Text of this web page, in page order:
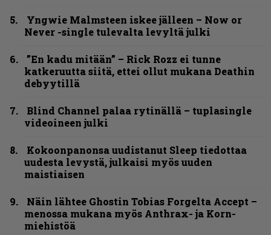
Yngwie Malmsteen iskee jälleen – Now or
Never -single tulevalta levyltä julki
”En kadu mitään” – Rick Rozz ei tunne
katkeruutta siitä, ettei ollut mukana Deathin
debyytillä
Blind Channel palaa rytinällä – tuplasingle
videoineen julki
Kokoonpanonsa uudistanut Sleep tiedottaa
uudesta levystä, julkaisi myös uuden
maistiaisen
Näin lähtee Ghostin Tobias Forgelta Accept –
menossa mukana myös Anthrax- ja Korn-
miehistöä